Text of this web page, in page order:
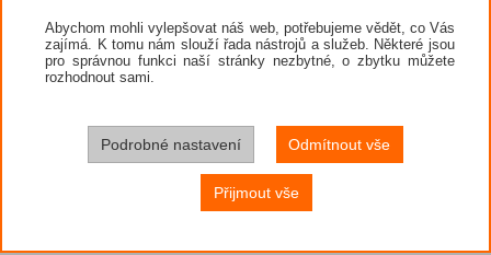
Abychom mohli vylepšovat náš web, potřebujeme vědět, co Vás
zajímá. K tomu nám slouží řada nástrojů a služeb. Některé jsou
pro správnou funkci naší stránky nezbytné, o zbytku můžete
rozhodnout sami.
Podrobné nastavení Odmítnout vše
Přijmout vše